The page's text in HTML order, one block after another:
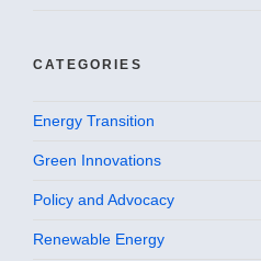
CATEGORIES
Energy Transition
Green Innovations
Policy and Advocacy
Renewable Energy